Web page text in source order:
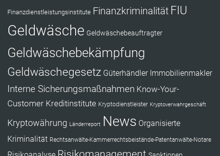
Finanzdienstleistungsinstitute Finanzkriminalität FIU
Geldwäsche Geldwäschebeauftragter
Geldwäschebekämpfung
Geldwäschegesetz Güterhändler Immobilienmakler
Interne Sicherungsmaßnahmen Know-Your-
Customer Kreditinstitute Kryptodienstleister Kryptoverwahrgeschäft
Kryptowährung Länderreport News Organisierte
Kriminalität Rechtsanwälte-Kammerrechtsbeistände-Patentanwälte-Notare